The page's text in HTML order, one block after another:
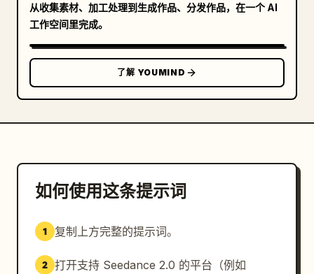
导演/剪辑：
保持节奏轻快，强调城市运动感。
基于列车的方向、行人的走动方向以及特效的流动方向进行
匹配剪辑。
平衡特写、对角线构图、拉远、向前运动和横向移动。
高质量、电影感，车站的金属质感、玻璃、人工照明、从傍
晚到夜晚的城市灯光。
特效以柔和的粉彩色调为主，混合白色线条。
度。
要点：
从收集素材、加工处理到生成作品、分发作品，在一个 AI
工作空间里完成。
了解 YOUMIND
如何使用这条提示词
1 复制上方完整的提示词。
2 打开支持 Seedance 2.0 的平台（例如